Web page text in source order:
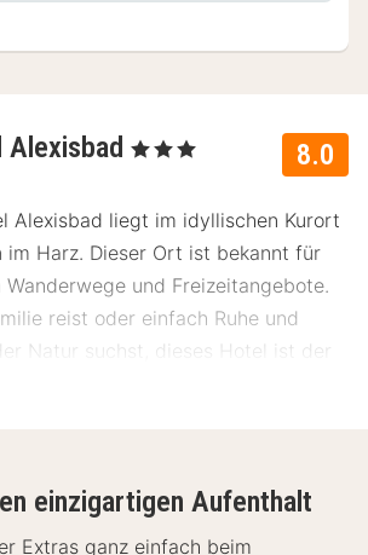
8.0
, 3 Sterne
Alexisbad liegt im idyllischen Kurort
im Harz. Dieser Ort ist bekannt für
Wanderwege und Freizeitangebote.
reist oder einfach Ruhe und
Natur suchst, dieses Hotel ist der
Unsere Gäste bewerten das
Morada Hotel Alexisbad ist ein
Dich erwarten
einzigartigen Aufenthalt
Extras ganz einfach beim